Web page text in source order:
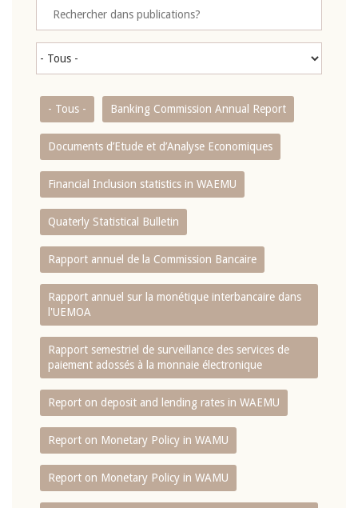
- Tous - Banking Commission Annual Report
Documents d’Etude et d’Analyse Economiques
Financial Inclusion statistics in WAEMU
Quaterly Statistical Bulletin
Rapport annuel de la Commission Bancaire
Rapport annuel sur la monétique interbancaire dans
l'UEMOA
Rapport semestriel de surveillance des services de
paiement adossés à la monnaie électronique
Report on deposit and lending rates in WAEMU
Report on Monetary Policy in WAMU
Report on Monetary Policy in WAMU